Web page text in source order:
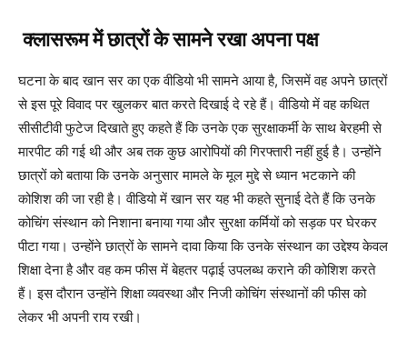
क्लासरूम में छात्रों के सामने रखा अपना पक्ष
घटना के बाद खान सर का एक वीडियो भी सामने आया है, जिसमें वह अपने छात्रों
से इस पूरे विवाद पर खुलकर बात करते दिखाई दे रहे हैं। वीडियो में वह कथित
सीसीटीवी फुटेज दिखाते हुए कहते हैं कि उनके एक सुरक्षाकर्मी के साथ बेरहमी से
मारपीट की गई थी और अब तक कुछ आरोपियों की गिरफ्तारी नहीं हुई है। उन्होंने
छात्रों को बताया कि उनके अनुसार मामले के मूल मुद्दे से ध्यान भटकाने की
कोशिश की जा रही है। वीडियो में खान सर यह भी कहते सुनाई देते हैं कि उनके
कोचिंग संस्थान को निशाना बनाया गया और सुरक्षा कर्मियों को सड़क पर घेरकर
पीटा गया। उन्होंने छात्रों के सामने दावा किया कि उनके संस्थान का उद्देश्य केवल
शिक्षा देना है और वह कम फीस में बेहतर पढ़ाई उपलब्ध कराने की कोशिश करते
हैं। इस दौरान उन्होंने शिक्षा व्यवस्था और निजी कोचिंग संस्थानों की फीस को
लेकर भी अपनी राय रखी।